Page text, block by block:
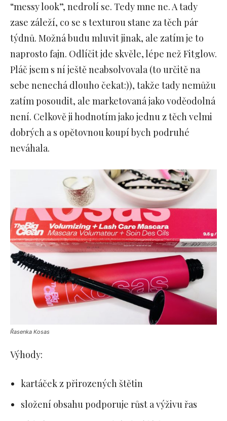
“messy look”, nedrolí se. Tedy mne ne. A tady
zase záleží, co se s texturou stane za těch pár
týdnů. Možná budu mluvit jinak, ale zatím je to
naprosto fajn. Odlíčit jde skvěle, lépe než Fitglow.
Pláč jsem s ní ještě neabsolvovala (to určitě na
sebe nenechá dlouho čekat:)), takže tady nemůžu
zatím posoudit, ale marketovaná jako voděodolná
není. Celkově ji hodnotím jako jednu z těch velmi
dobrých a s opětovnou koupí bych podruhé
neváhala.
Řasenka Kosas
Výhody:
kartáček z přirozených štětin
složení obsahu podporuje růst a výživu řas